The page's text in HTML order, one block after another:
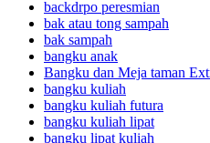
backdrpo peresmian
bak atau tong sampah
bak sampah
bangku anak
Bangku dan Meja taman
bangku kuliah
bangku kuliah futura
bangku kuliah lipat
bangku lipat kuliah